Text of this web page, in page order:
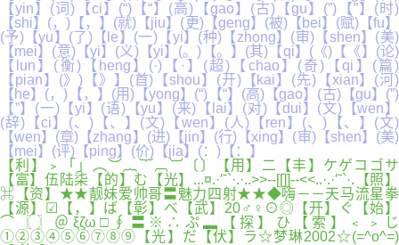
【yin】(词)【ci】(“)【“】(高)【gao】(古)【gu】(”)【”】(时)
【shi】(，)【，】(就)【jiu】(更)【geng】(被)【bei】(赋)【fu】
(予)【yu】(了)【le】(一)【yi】(种)【zhong】(审)【shen】(美)
【mei】(意)【yi】(义)【yi】(。)【。】(其)【qi】(《)【《】(论)
【lun】(衡)【heng】(·)【·】(超)【chao】(奇)【qi】(篇)
【pian】(》)【》】(首)【shou】(开)【kai】(先)【xian】(河)
【he】(，)【，】(用)【yong】(“)【“】(高)【gao】(古)【gu】(”)
【”】(一)【yi】(语)【yu】(来)【lai】(对)【dui】(文)【wen】
(辞)【ci】(、)【、】(文)【wen】(人)【ren】(、)【、】(文)
【wen】(章)【zhang】(进)【jin】(行)【xing】(审)【shen】(美)
【mei】(评)【ping】(价)【jia】(：)【：】
【利】﹥「」︵︶︷︸︹︺〔〕【用】二【丰】ケゲコゴサ
【富】伍陆柒【的】む【光】...¤.·′ˉ`·.·..>>--[[]]--<<..·.·′ˉ`·.【照】
⌘【资】★★靓妹爱帅哥〓魅力四射★★◆嗨－－天马流星拳
【源】☑【，】ば【彰】べ【武】20♂♀⊙◎【开】ぐ【始】
⌒〖〗＠ξζω□∮〓※∴ぷ▂【探】ひ【索】﹤﹥じ
①②③④⑤⑥⑦⑧⑨【光】だ【伏】ラ☆梦琳2002☆(=^o^=)